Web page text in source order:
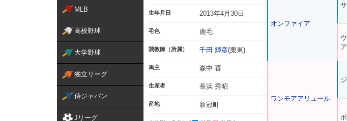
MLB
高校野球
大学野球
独立リーグ
侍ジャパン
Jリーグ
生年月日 2013年4月30日
毛色 鹿毛
調教師（所属） 千田 輝彦(栗東)
馬主 森中 蕃
生産者 長浜 秀昭
産地 新冠町
オンファイア
ワンモアアリュール
ア